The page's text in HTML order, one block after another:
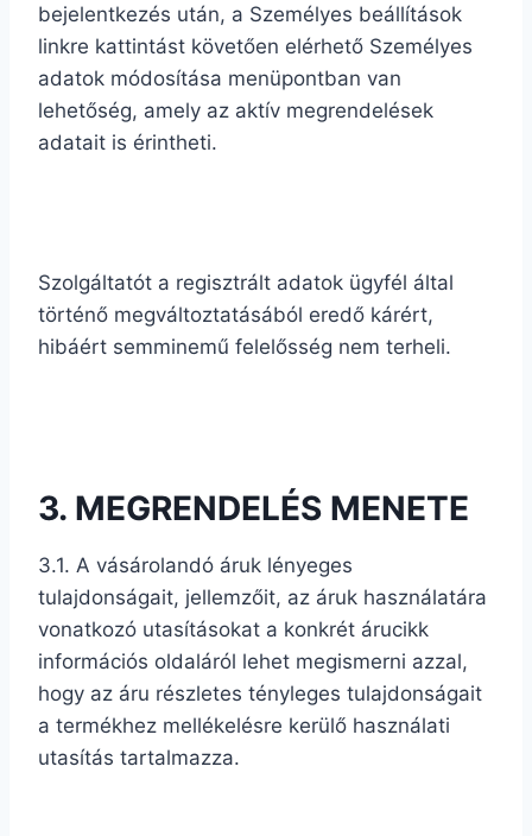
bejelentkezés után, a Személyes beállítások
linkre kattintást követően elérhető Személyes
adatok módosítása menüpontban van
lehetőség, amely az aktív megrendelések
adatait is érintheti.
Szolgáltatót a regisztrált adatok ügyfél által
történő megváltoztatásából eredő kárért,
hibáért semminemű felelősség nem terheli.
3. MEGRENDELÉS MENETE
3.1. A vásárolandó áruk lényeges
tulajdonságait, jellemzőit, az áruk használatára
vonatkozó utasításokat a konkrét árucikk
információs oldaláról lehet megismerni azzal,
hogy az áru részletes tényleges tulajdonságait
a termékhez mellékelésre kerülő használati
utasítás tartalmazza.